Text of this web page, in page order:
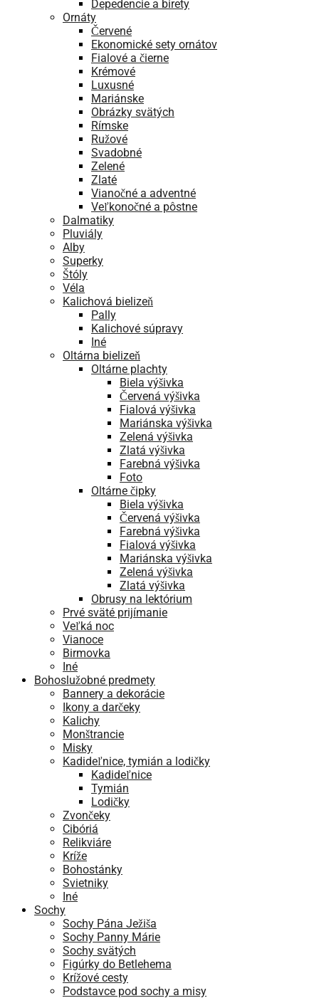
Depedencie a birety
Ornáty
Červené
Ekonomické sety ornátov
Fialové a čierne
Krémové
Luxusné
Mariánske
Obrázky svätých
Rímske
Ružové
Svadobné
Zelené
Zlaté
Vianočné a adventné
Veľkonočné a pôstne
Dalmatiky
Pluviály
Alby
Superky
Štóly
Véla
Kalichová bielizeň
Pally
Kalichové súpravy
Iné
Oltárna bielizeň
Oltárne plachty
Biela výšivka
Červená výšivka
Fialová výšivka
Mariánska výšivka
Zelená výšivka
Zlatá výšivka
Farebná výšivka
Foto
Oltárne čipky
Biela výšivka
Červená výšivka
Farebná výšivka
Fialová výšivka
Mariánska výšivka
Zelená výšivka
Zlatá výšivka
Obrusy na lektórium
Prvé sväté prijímanie
Veľká noc
Vianoce
Birmovka
Iné
Bohoslužobné predmety
Bannery a dekorácie
Ikony a darčeky
Kalichy
Monštrancie
Misky
Kadideľnice, tymián a lodičky
Kadideľnice
Tymián
Lodičky
Zvončeky
Cibóriá
Relikviáre
Kríže
Bohostánky
Svietniky
Iné
Sochy
Sochy Pána Ježiša
Sochy Panny Márie
Sochy svätých
Figúrky do Betlehema
Krížové cesty
Podstavce pod sochy a misy